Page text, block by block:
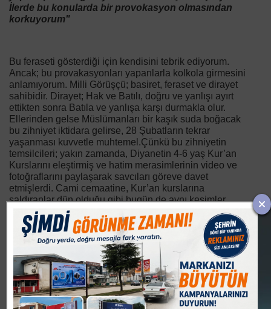
İlerde bu konularda bir provokasyon olmasından
korkuyorum"
Bu feraseti gösterdiği için kendisini tebrik ediyorum.
Ancak; bu provakasyonları yapanlarla kolkola girmesini
anlamıyorum. Milli Görüşçü; basiret, feraset ve dirayet
sahibidir. Dirayet; Hak ve Batılı, doğru ve yanlışı ayırt
ettikten sonra Batıla ve yanlışa karşı durmakla olur.
Ellerinden gelse Müslümanları bir kaşık suda boğacak
bu zihniyet iktidara gelirse, 28 Şubatların tekrar
yaşanması kuvvetle muhtemel.Çünkü bu zihniyetin
temsilcileri; yakın zamanda, Diyanetin 4-6 yaş Kur’an
Kurslarını eleştirmiş ve hatim merasimlerinin video ve
fotoğraflarını paylaşarak savcıları göreve davet
etmişlerdi. Cami cemaatine, Kur’an kurslarına
saldıranlar dün olduğu gibi bugün de aynı kesimler.
İktidara getiren ve götüren Allah C.C.dır. Hak ve Batıl’ı
doğru ve yanlışı ayırt edenlere düşen Hak ve Hakikatı
sonuna kadar en güzel şekilde dile getirmektir. Makam
ve mevkii hesabı yapmadan, hesabî değil, hasbi bir
şekilde Hakk’ı savunmaktır. Hiçbir Peygamber, hiçbir
Allah dostu neye mal olursa olsun, İslâm düşmanları ile,
zalimlerle ittifak yapmamıştır.”Perşembenin gelişi
Çarşambadan bellidir, “Görünen köy kılavuz
istemez”atasözlerimizi hatırlamakta yarar var. İslâm ve